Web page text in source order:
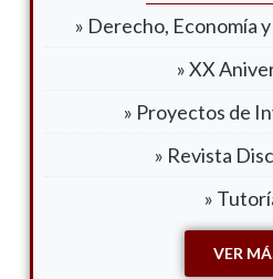
» Derecho, Economía
» XX
» Proyectos de
» Revista
»
VER